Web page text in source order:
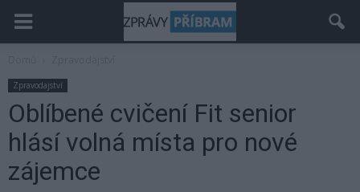
Zpravodajství
Oblíbené cvičení Fit senior
hlásí volná místa pro nové
zájemce